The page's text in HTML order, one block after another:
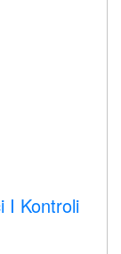
I Kontroli